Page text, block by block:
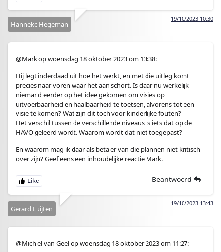
19/10/2023 10:30
Hanneke Hegeman
@Mark op woensdag 18 oktober 2023 om 13:38:
Hij legt inderdaad uit hoe het werkt, en met die uitleg komt
precies naar voren waar het aan schort. Is daar nu werkelijk
niemand eerder op het idee gekomen om visies op
uitvoerbaarheid en haalbaarheid te toetsen, alvorens tot een
visie te komen? Wat zijn dit toch voor kinderlijke fouten?
Het verschil tussen de verschillende niveaus is iets dat op de
HAVO geleerd wordt. Waarom wordt dat niet toegepast?
En waarom mag ik daar als betaler van die plannen niet kritisch
over zijn? Geef eens een inhoudelijke reactie Mark.
Beantwoord
19/10/2023 13:43
Gerard Luijten
@Michiel van Geel op woensdag 18 oktober 2023 om 11:27: